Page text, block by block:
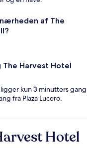
af The
Harvest Hotel
kun 3 minutters gang
fra Plaza Lucero.
Hotel